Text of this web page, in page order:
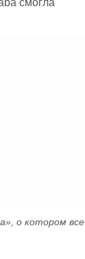
о котором все